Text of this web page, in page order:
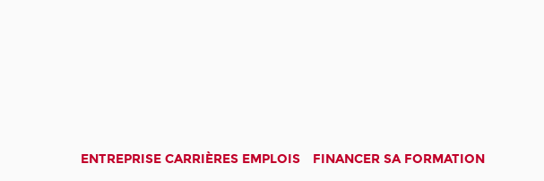
ENTREPRISE CARRIÈRES EMPLOIS FINANCER SA FORMATION